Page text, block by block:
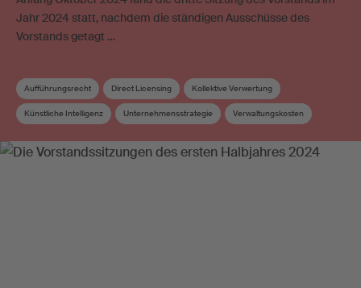
Jahr 2024 statt, nachdem die ständigen Ausschüsse des
Vorstands getagt …
Aufführungsrecht Direct Licensing Kollektive Verwertung
Künstliche Intelligenz Unternehmensstrategie Verwaltungskosten